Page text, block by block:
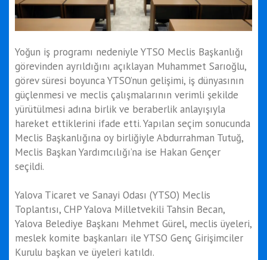
Yoğun iş programı nedeniyle YTSO Meclis Başkanlığı
görevinden ayrıldığını açıklayan Muhammet Sarıoğlu,
görev süresi boyunca YTSO’nun gelişimi, iş dünyasının
güçlenmesi ve meclis çalışmalarının verimli şekilde
yürütülmesi adına birlik ve beraberlik anlayışıyla
hareket ettiklerini ifade etti. Yapılan seçim sonucunda
Meclis Başkanlığına oy birliğiyle Abdurrahman Tutuğ,
Meclis Başkan Yardımcılığı’na ise Hakan Gençer
seçildi.
Yalova Ticaret ve Sanayi Odası (YTSO) Meclis
Toplantısı, CHP Yalova Milletvekili Tahsin Becan,
Yalova Belediye Başkanı Mehmet Gürel, meclis üyeleri,
meslek komite başkanları ile YTSO Genç Girişimciler
Kurulu başkan ve üyeleri katıldı.